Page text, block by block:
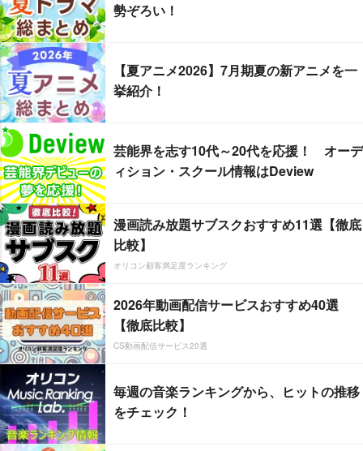
勢ぞろい！
【夏アニメ2026】7月期夏の新アニメを一
挙紹介！
芸能界を志す10代～20代を応援！ オーデ
ィション・スクール情報はDeview
漫画読み放題サブスクおすすめ11選【徹底
比較】
オリコン顧客満足度ランキング
2026年動画配信サービスおすすめ40選
【徹底比較】
CS動画配信サービス20選
毎週の音楽ランキングから、ヒットの推移
をチェック！